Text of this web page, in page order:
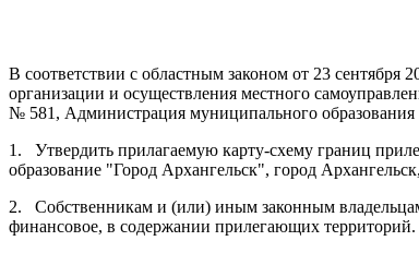
В соответствии с областным законом от 23
организации и осуществления местного
№ 581, Администрация муниципального образования
1.
Утвердить прилагаемую карту-схему границ
образование "Город Архангельск", город
2.
Собственникам и (или) иным законным
финансовое, в содержании прилегающих территорий.